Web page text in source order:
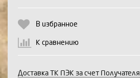
В избранное
К сравнению
Доставка ТК ПЭК за счет Получателя